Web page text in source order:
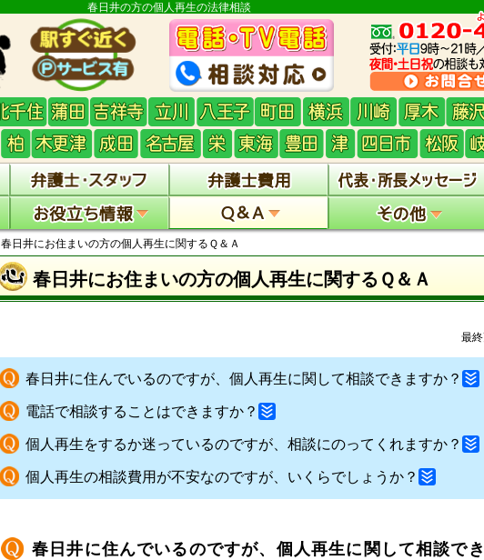
春日井の方の個人再生の法律相談
春日井にお住まいの方の個人再生に関するＱ＆Ａ
春日井にお住まいの方の個人再生に関するＱ＆Ａ
最
春日井に住んでいるのですが、個人再生に関して相談できますか？
電話で相談することはできますか？
個人再生をするか迷っているのですが、相談にのってくれますか？
個人再生の相談費用が不安なのですが、いくらでしょうか？
春日井に住んでいるのですが、個人再生に関して相談で